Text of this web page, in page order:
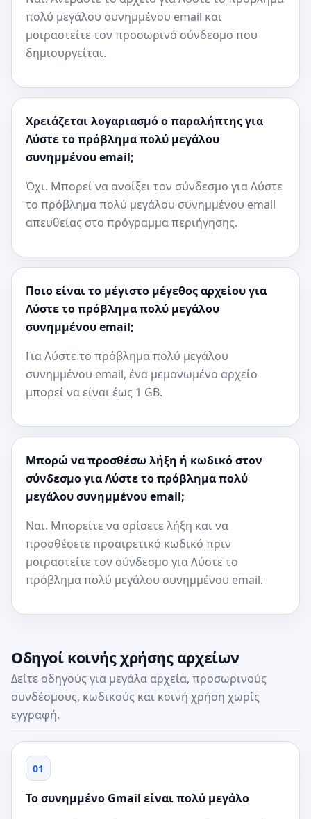
πολύ μεγάλου συνημμένου email και
μοιραστείτε τον προσωρινό σύνδεσμο που
δημιουργείται.
Χρειάζεται λογαριασμό ο παραλήπτης για
Λύστε το πρόβλημα πολύ μεγάλου
συνημμένου email;
Όχι. Μπορεί να ανοίξει τον σύνδεσμο για Λύστε
το πρόβλημα πολύ μεγάλου συνημμένου email
απευθείας στο πρόγραμμα περιήγησης.
Ποιο είναι το μέγιστο μέγεθος αρχείου για
Λύστε το πρόβλημα πολύ μεγάλου
συνημμένου email;
Για Λύστε το πρόβλημα πολύ μεγάλου
συνημμένου email, ένα μεμονωμένο αρχείο
μπορεί να είναι έως 1 GB.
Μπορώ να προσθέσω λήξη ή κωδικό στον
σύνδεσμο για Λύστε το πρόβλημα πολύ
μεγάλου συνημμένου email;
Ναι. Μπορείτε να ορίσετε λήξη και να
προσθέσετε προαιρετικό κωδικό πριν
μοιραστείτε τον σύνδεσμο για Λύστε το
πρόβλημα πολύ μεγάλου συνημμένου email.
Οδηγοί κοινής χρήσης αρχείων
Δείτε οδηγούς για μεγάλα αρχεία, προσωρινούς
συνδέσμους, κωδικούς και κοινή χρήση χωρίς
εγγραφή.
01
Το συνημμένο Gmail είναι πολύ μεγάλο